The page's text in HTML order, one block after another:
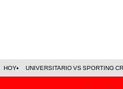
HOY UNIVERSITARIO VS SPORTING